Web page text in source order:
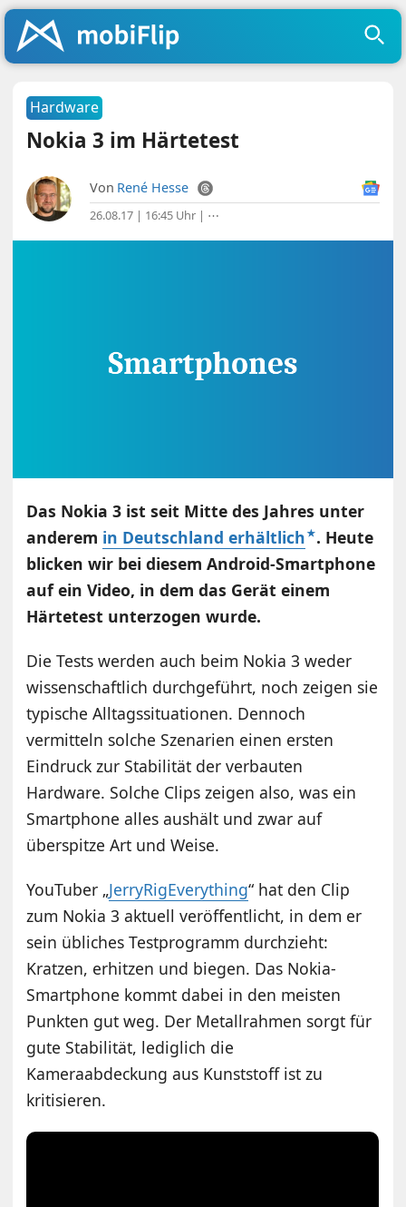
Hardware
Nokia 3 im Härtetest
Von René Hesse
26.08.17 | 16:45 Uhr | ⋯
Das Nokia 3 ist seit Mitte des Jahres unter
anderem in Deutschland erhältlich . Heute
blicken wir bei diesem Android-Smartphone
auf ein Video, in dem das Gerät einem
Härtetest unterzogen wurde.
Die Tests werden auch beim Nokia 3 weder
wissenschaftlich durchgeführt, noch zeigen sie
typische Alltagssituationen. Dennoch
vermitteln solche Szenarien einen ersten
Eindruck zur Stabilität der verbauten
Hardware. Solche Clips zeigen also, was ein
Smartphone alles aushält und zwar auf
überspitze Art und Weise.
YouTuber „JerryRigEverything“ hat den Clip
zum Nokia 3 aktuell veröffentlicht, in dem er
sein übliches Testprogramm durchzieht:
Kratzen, erhitzen und biegen. Das Nokia-
Smartphone kommt dabei in den meisten
Punkten gut weg. Der Metallrahmen sorgt für
gute Stabilität, lediglich die
Kameraabdeckung aus Kunststoff ist zu
kritisieren.